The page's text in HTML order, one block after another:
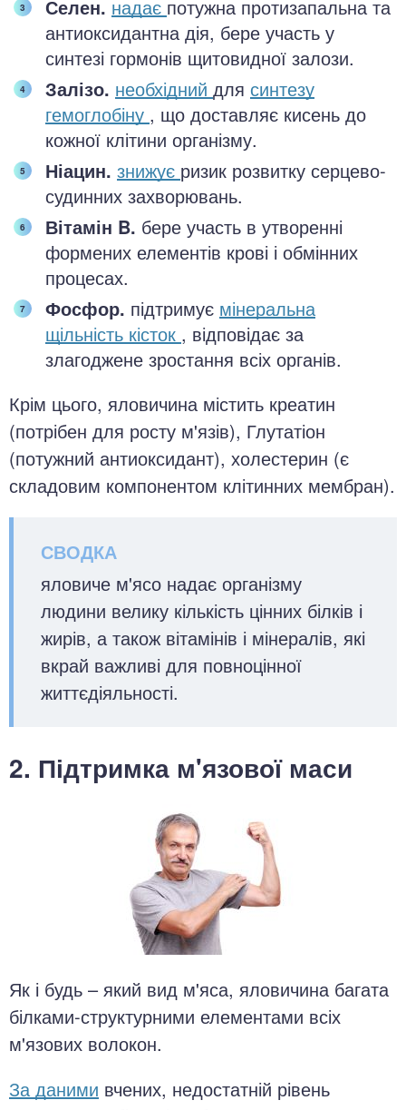
Селен. надає потужна протизапальна та
антиоксидантна дія, бере участь у
синтезі гормонів щитовидної залози.
Залізо. необхідний для синтезу
гемоглобіну , що доставляє кисень до
кожної клітини організму.
Ніацин. знижує ризик розвитку серцево-
судинних захворювань.
Вітамін B. бере участь в утворенні
формених елементів крові і обмінних
процесах.
Фосфор. підтримує мінеральна
щільність кісток , відповідає за
злагоджене зростання всіх органів.
Крім цього, яловичина містить креатин
(потрібен для росту м'язів), Глутатіон
(потужний антиоксидант), холестерин (є
складовим компонентом клітинних мембран).
яловиче м'ясо надає організму
людини велику кількість цінних білків і
жирів, а також вітамінів і мінералів, які
вкрай важливі для повноцінної
життєдіяльності.
2. Підтримка м'язової маси
Як і будь – який вид м'яса, яловичина багата
білками-структурними елементами всіх
м'язових волокон.
За даними вчених, недостатній рівень